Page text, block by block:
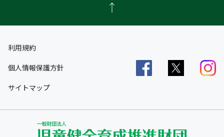
利用規約
個人情報保護方針
サイトマップ